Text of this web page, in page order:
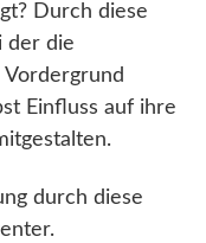
Durch diese
der die
Vordergrund
Einfluss auf ihre
durch diese